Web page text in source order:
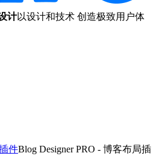
计以设计和技术 创造极致用户体
件Blog Designer PRO - 博客布局插